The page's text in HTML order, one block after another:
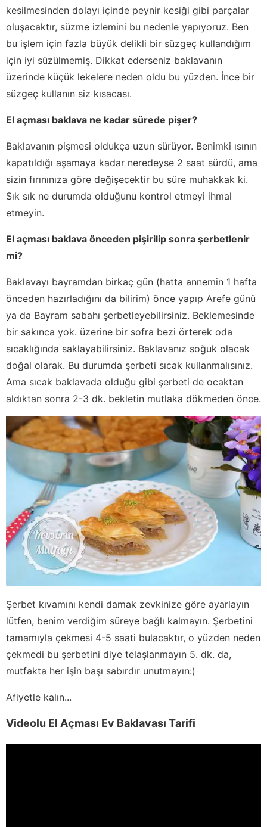
kesilmesinden dolayı içinde peynir kesiği gibi parçalar
oluşacaktır, süzme izlemini bu nedenle yapıyoruz. Ben
bu işlem için fazla büyük delikli bir süzgeç kullandığım
için iyi süzülmemiş. Dikkat ederseniz baklavanın
üzerinde küçük lekelere neden oldu bu yüzden. İnce bir
süzgeç kullanın siz kısacası.
El açması baklava ne kadar sürede pişer?
Baklavanın pişmesi oldukça uzun sürüyor. Benimki ısının
kapatıldığı aşamaya kadar neredeyse 2 saat sürdü, ama
sizin fırınınıza göre değişecektir bu süre muhakkak ki.
Sık sık ne durumda olduğunu kontrol etmeyi ihmal
etmeyin.
El açması baklava önceden pişirilip sonra şerbetlenir
mi?
Baklavayı bayramdan birkaç gün (hatta annemin 1 hafta
önceden hazırladığını da bilirim) önce yapıp Arefe günü
ya da Bayram sabahı şerbetleyebilirsiniz. Beklemesinde
bir sakınca yok. üzerine bir sofra bezi örterek oda
sıcaklığında saklayabilirsiniz. Baklavanız soğuk olacak
doğal olarak. Bu durumda şerbeti sıcak kullanmalısınız.
Ama sıcak baklavada olduğu gibi şerbeti de ocaktan
aldıktan sonra 2-3 dk. bekletin mutlaka dökmeden önce.
Şerbet kıvamını kendi damak zevkinize göre ayarlayın
lütfen, benim verdiğim süreye bağlı kalmayın. Şerbetini
tamamıyla çekmesi 4-5 saati bulacaktır, o yüzden neden
çekmedi bu şerbetini diye telaşlanmayın 5. dk. da,
mutfakta her işin başı sabırdır unutmayın:)
Afiyetle kalın...
Videolu El Açması Ev Baklavası Tarifi